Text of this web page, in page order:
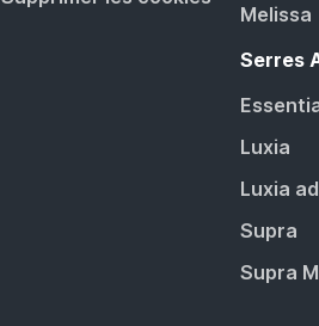
Melissa
Serres
Luxia
Luxia
Supra
Supra